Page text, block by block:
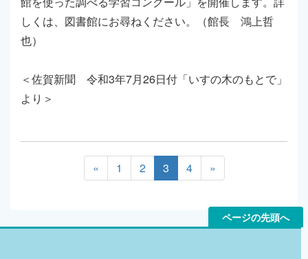
しくは、図書館にお尋ねください。（館長 鴻上哲
也）
＜佐賀新聞 令和3年7月26日付「いすの木のもとで」
より＞
« 1 2 3 4 »
ページの先頭へ